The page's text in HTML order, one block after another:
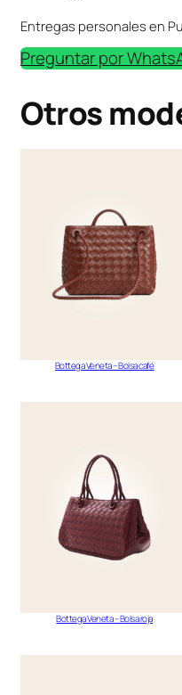
Entregas personales en
Preguntar por
Otros
Bottega Veneta – Bolsa café
Bottega Veneta – Bolsa roja